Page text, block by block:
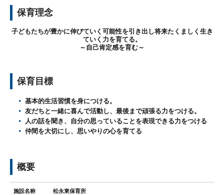
保育理念
子どもたちが豊かに伸びていく可能性を引き出し将来たくましく生き
ていく力を育てる。
～自己肯定感を育む～
保育目標
基本的生活習慣を身につける。
友だちと一緒に喜んで活動し、最後まで頑張る力をつける。
人の話を聞き、自分の思っていることを表現できる力をつける
仲間を大切にし、思いやりの心を育てる
概要
施設名称 松永東保育所